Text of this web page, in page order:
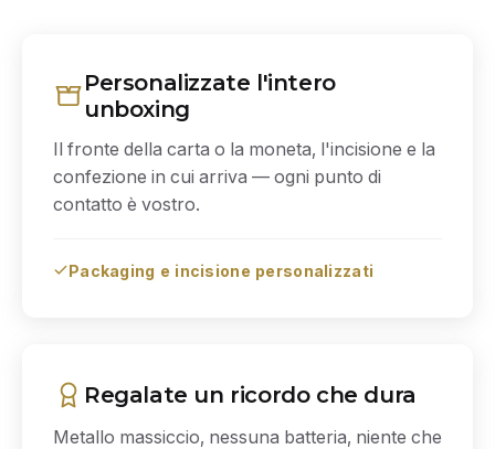
Personalizzate l'intero
unboxing
Il fronte della carta o la moneta, l'incisione e la
confezione in cui arriva — ogni punto di
contatto è vostro.
Packaging e incisione personalizzati
Regalate un ricordo che dura
Metallo massiccio, nessuna batteria, niente che